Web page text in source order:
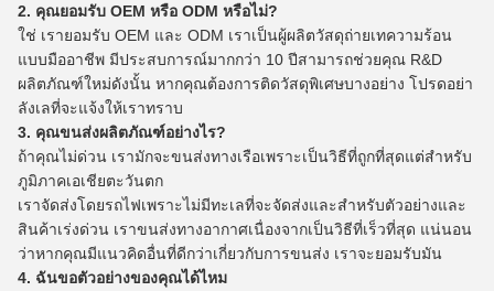
2. คุณยอมรับ OEM หรือ ODM หรือไม่?
ใช่ เรายอมรับ OEM และ ODM เราเป็นผู้ผลิตวัสดุถ่ายเทความร้อน
แบบมืออาชีพ มีประสบการณ์มากกว่า 10 ปีสามารถช่วยคุณ R&D
ผลิตภัณฑ์ใหม่ดังนั้น หากคุณต้องการติดวัสดุพิเศษบางอย่าง โปรดอย่า
ลังเลที่จะแจ้งให้เราทราบ
3. คุณขนส่งผลิตภัณฑ์อย่างไร?
ถ้าคุณไม่ด่วน เรามักจะขนส่งทางเรือเพราะเป็นวิธีที่ถูกที่สุดแต่สำหรับ
ภูมิภาคเอเชียตะวันตก
เราจัดส่งโดยรถไฟเพราะไม่มีทะเลที่จะจัดส่งและสำหรับตัวอย่างและ
สินค้าเร่งด่วน เราขนส่งทางอากาศเนื่องจากเป็นวิธีที่เร็วที่สุด แน่นอน
ว่าหากคุณมีแนวคิดอื่นที่ดีกว่าเกี่ยวกับการขนส่ง เราจะยอมรับมัน
4. ฉันขอตัวอย่างของคุณได้ไหม